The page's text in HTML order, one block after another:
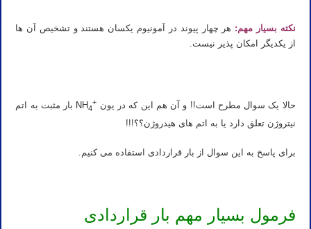
نکته بسیار مهم: هر چهار پیوند در آمونیوم یکسان هستند و تشخیص آن ها
از یکدیگر امکان پذیر نیست.
حالا یک سوال مطرح است!! و آن هم این که در یون +
NH4
بار مثبت به اتم
نیتروژن تعلق دارد یا به اتم های هیدروژن؟؟!!!
برای پاسخ به این سوال از بار قراردادی استفاده می کنیم.
فرمول بسیار مهم بار قراردادی